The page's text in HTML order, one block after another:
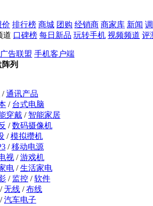
价 排行榜 商城 团购 经销商 商家库 新闻
道 口碑榜 每日新品 玩转手机 视频频道 评
广告联盟 手机客户端
列
/通讯产品
/ 台式电脑
穿戴 / 智能家居
/数码摄像机
/模拟攒机
/移动电源
视 /游戏机
电 /生活家电
/ 监控 /软件
/无线 /布线
/汽车电子